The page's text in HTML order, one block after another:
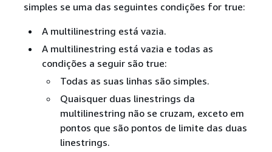
simples se uma das seguintes condições for true:
A multilinestring está vazia.
A multilinestring está vazia e todas as
condições a seguir são true:
Todas as suas linhas são simples.
Quaisquer duas linestrings da
multilinestring não se cruzam, exceto em
pontos que são pontos de limite das duas
linestrings.